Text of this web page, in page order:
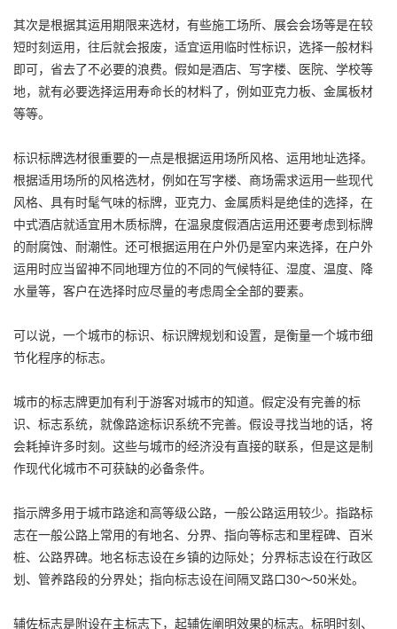
其次是根据其运用期限来选材，有些施工场所、展会会场等是在较
短时刻运用，往后就会报废，适宜运用临时性标识，选择一般材料
即可，省去了不必要的浪费。假如是酒店、写字楼、医院、学校等
地，就有必要选择运用寿命长的材料了，例如亚克力板、金属板材
等等。
标识标牌选材很重要的一点是根据运用场所风格、运用地址选择。
根据适用场所的风格选材，例如在写字楼、商场需求运用一些现代
风格、具有时髦气味的标牌，亚克力、金属质料是绝佳的选择，在
中式酒店就适宜用木质标牌，在温泉度假酒店运用还要考虑到标牌
的耐腐蚀、耐潮性。还可根据运用在户外仍是室内来选择，在户外
运用时应当留神不同地理方位的不同的气候特征、湿度、温度、降
水量等，客户在选择时应尽量的考虑周全全部的要素。
可以说，一个城市的标识、标识牌规划和设置，是衡量一个城市细
节化程序的标志。
城市的标志牌更加有利于游客对城市的知道。假定没有完善的标
识、标志系统，就像路途标识系统不完善。假设寻找当地的话，将
会耗掉许多时刻。这些与城市的经济没有直接的联系，但是这是制
作现代化城市不可获缺的必备条件。
指示牌多用于城市路途和高等级公路，一般公路运用较少。指路标
志在一般公路上常用的有地名、分界、指向等标志和里程碑、百米
桩、公路界碑。地名标志设在乡镇的边际处；分界标志设在行政区
划、管养路段的分界处；指向标志设在间隔叉路口30～50米处。
辅佐标志是附设在主标志下，起辅佐阐明效果的标志。标明时刻、